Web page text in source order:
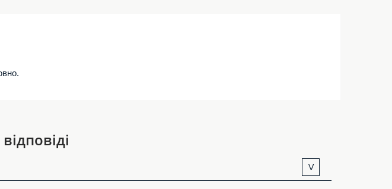
V